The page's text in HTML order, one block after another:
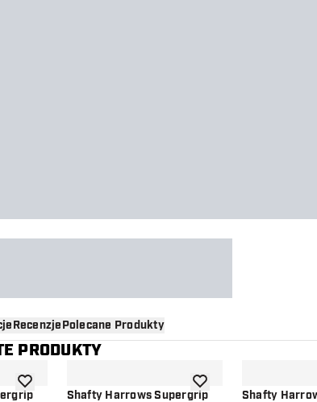
RecenzjePolecane Produkty
PRODUKTY
dodaj do listy życzeńShafty Harrows Supergripdodaj do listy życzeń
Shafty